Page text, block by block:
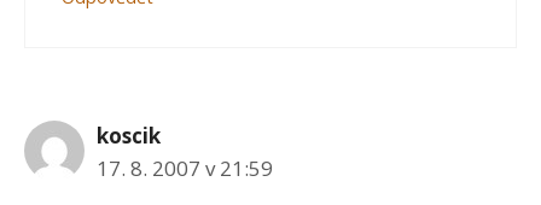
koscik
17. 8. 2007 v 21:59